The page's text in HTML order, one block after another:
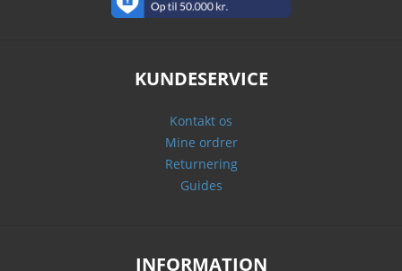
KUNDESERVICE
Kontakt os
Mine ordrer
Returnering
Guides
INFORMATION